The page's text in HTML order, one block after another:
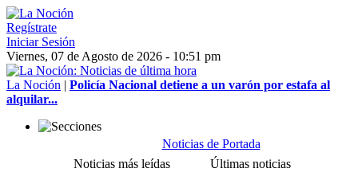
Regístrate
Iniciar Sesión
Viernes, 07 de Agosto de 2026 - 10:51 pm
La Noción | Policía Nacional detiene a un varón por estafa al
alquilar...
Noticias de Portada
Noticias más leídas
Últimas noticias